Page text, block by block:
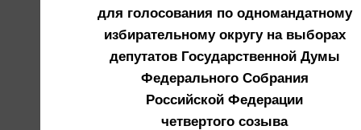
для голосования по одномандатному
избирательному округу на выборах
депутатов Государственной Думы
Федерального Собрания
Российской Федерации
четвертого созыва